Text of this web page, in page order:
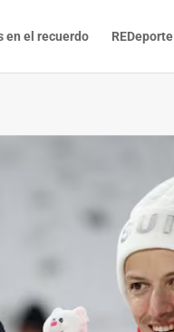
en el recuerdo REDeporte